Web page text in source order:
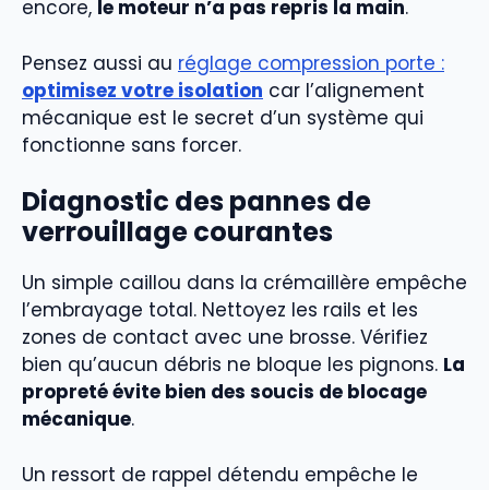
encore, le moteur n’a pas repris la main.
Pensez aussi au réglage compression porte :
optimisez votre isolation car l’alignement
mécanique est le secret d’un système qui
fonctionne sans forcer.
Diagnostic des pannes de
verrouillage courantes
Un simple caillou dans la crémaillère empêche
l’embrayage total. Nettoyez les rails et les
zones de contact avec une brosse. Vérifiez
bien qu’aucun débris ne bloque les pignons. La
propreté évite bien des soucis de blocage
mécanique.
Un ressort de rappel détendu empêche le